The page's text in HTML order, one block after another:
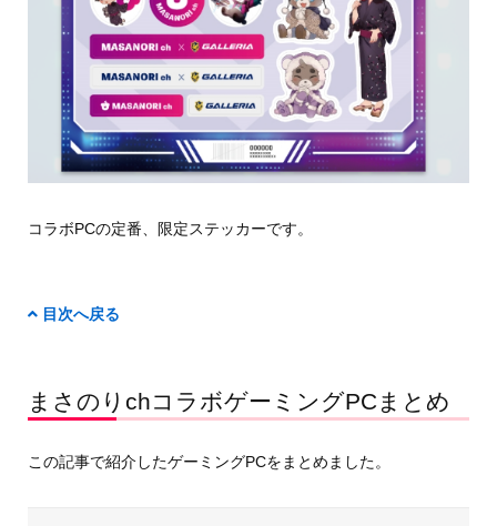
コラボPCの定番、限定ステッカーです。
目次へ戻る
まさのりchコラボゲーミングPCまとめ
この記事で紹介したゲーミングPCをまとめました。